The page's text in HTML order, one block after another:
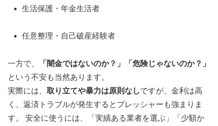
生活保護・年金生活者
任意整理・自己破産経験者
一方で、
「闇金ではないのか？」「危険じゃないのか？」
という不安も当然あります。
実際には、 取り立てや暴力は原則なしですが、金利は高
く、返済トラブルが発生するとプレッシャーも強まりま
す。 安全に使うには、「実績ある業者を選ぶ」「少額か